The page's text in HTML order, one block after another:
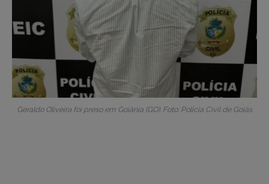
Geraldo Oliveira foi preso em Goiânia (GO). Foto: Polícia Civil de Goiás